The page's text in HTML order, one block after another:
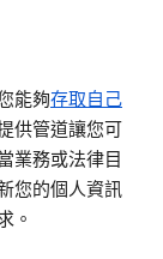
能夠存取自己
供管道讓您可
業務或法律目
您的個人資訊
。